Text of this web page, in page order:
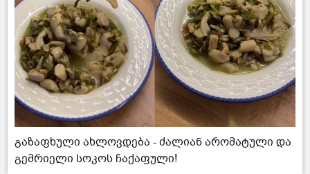
გაზაფხული ახლოვდება - ძალიან არომატული და
გემრიელი სოკოს ჩაქაფული!